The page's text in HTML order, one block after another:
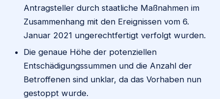
Antragsteller durch staatliche Maßnahmen im
Zusammenhang mit den Ereignissen vom 6.
Januar 2021 ungerechtfertigt verfolgt wurden.
Die genaue Höhe der potenziellen
Entschädigungssummen und die Anzahl der
Betroffenen sind unklar, da das Vorhaben nun
gestoppt wurde.